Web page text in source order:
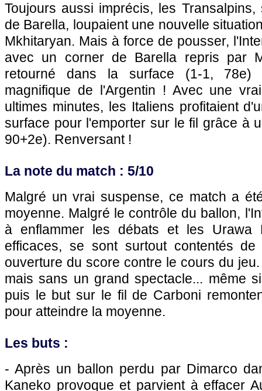
Toujours aussi imprécis, les
de Barella, loupaient une nouvelle
Mkhitaryan. Mais à force de pousser,
avec un corner de Barella repris par
retourné dans la surface (1-1, 78e)
magnifique de l'Argentin ! Avec une
ultimes minutes, les Italiens profitaient
surface pour l'emporter sur le fil grâce à
90+2e). Renversant !
La note du match : 5/10
Malgré un vrai suspense, ce match a
moyenne. Malgré le contrôle du ballon,
à enflammer les débats et les Urawa
efficaces, se sont surtout contentés
ouverture du score contre le cours du
mais sans un grand spectacle... même
puis le but sur le fil de Carboni
pour atteindre la moyenne.
Les buts :
- Après un ballon perdu par Dimarco
Kaneko provoque et parvient à effacer